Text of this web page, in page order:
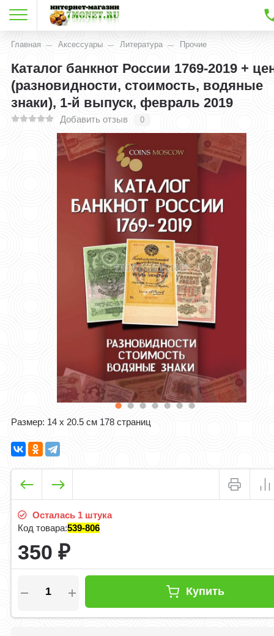
Главная Аксессуары Литература Прочие
Каталог банкнот России 1769-2019 +
(разновидности, стоимость, водяные
знаки), 1-й выпуск, февраль 2019
Добавить отзыв 0
​Размер: 14 x 20.5 см 178 страниц​
Осталась 1 штука
Код товара:539-806
350₽
Купить